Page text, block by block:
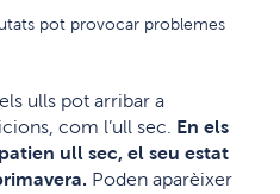
pot provocar problemes
ulls pot arribar a
com l’ull sec. En els
ull sec, el seu estat
Poden aparèixer